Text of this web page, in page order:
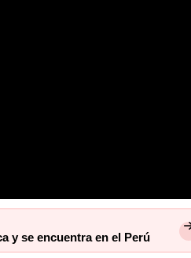
y se encuentra en el Perú